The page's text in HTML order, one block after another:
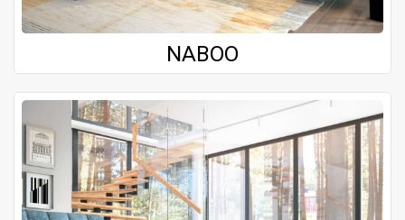
NABOO